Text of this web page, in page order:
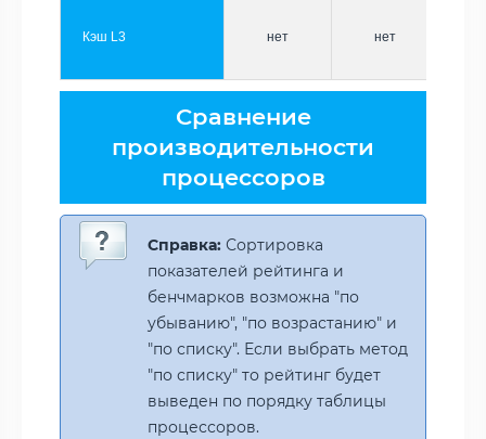
Кэш L3 нет нет
Сравнение
производительности
процессоров
Справка: Сортировка
показателей рейтинга и
бенчмарков возможна "по
убыванию", "по возрастанию" и
"по списку". Если выбрать метод
"по списку" то рейтинг будет
выведен по порядку таблицы
процессоров.